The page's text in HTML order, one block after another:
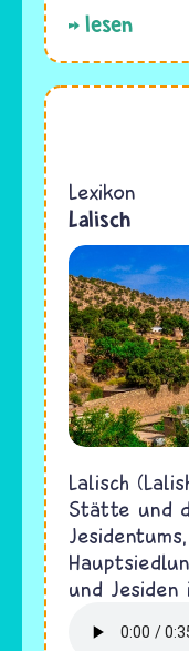
lesen
Jesidentum
Lexikon
Lalisch
Lalisch
Stätte und
und